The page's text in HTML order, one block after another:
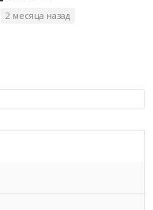
2 месяца назад